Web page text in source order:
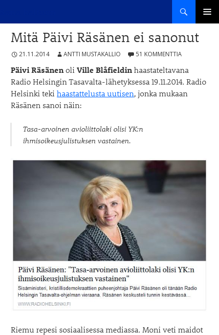
SISÄLTÖÖN
Mitä Päivi Räsänen ei sanonut
21.11.2014 ANTTI MUSTAKALLIO 51 KOMMENTTIA
Päivi RäsänenoliVille Blåfieldinhaastateltavana
Radio Helsingin Tasavalta-lähetyksessa 19.11.2014. Radio
Helsinki tekihaastattelusta uutisen, jonka mukaan
Räsänen sanoi näin:
Tasa-arvoinen avioliittolaki olisi YK:n
ihmisoikeusjulistuksen vastainen.
Riemu repesi sosiaalisessa mediassa. Moni veti maidot